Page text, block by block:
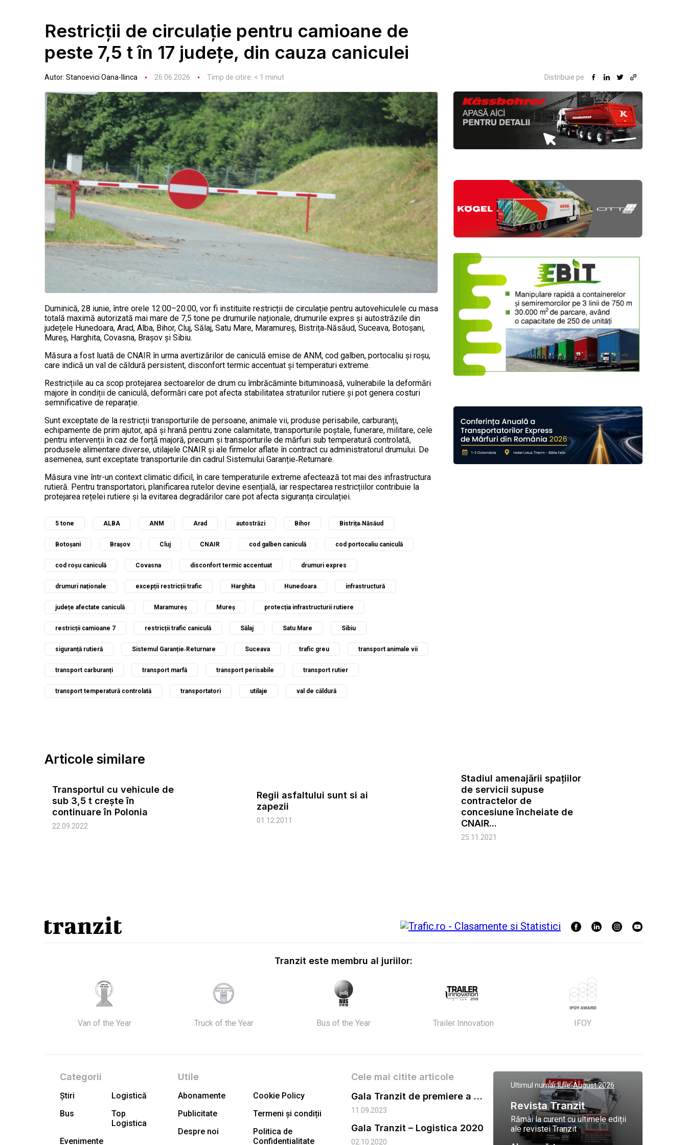
Restricții de circulație pentru camioane de
peste 7,5 t în 17 județe, din cauza caniculei
Autor: Stanoevici Oana-Ilinca 26.06.2026 Timp de citire: < 1 minut Distribuie pe
Duminică, 28 iunie, între orele 12:00–20:00, vor fi instituite restricții de circulație pentru autovehiculele cu masa
totală maximă autorizată mai mare de 7,5 tone pe drumurile naționale, drumurile expres și autostrăzile din
județele Hunedoara, Arad, Alba, Bihor, Cluj, Sălaj, Satu Mare, Maramureș, Bistrița‑Năsăud, Suceava, Botoșani,
Mureș, Harghita, Covasna, Brașov și Sibiu.
Măsura a fost luată de CNAIR în urma avertizărilor de caniculă emise de ANM, cod galben, portocaliu și roșu,
care indică un val de căldură persistent, disconfort termic accentuat și temperaturi extreme.
Restricțiile au ca scop protejarea sectoarelor de drum cu îmbrăcăminte bituminoasă, vulnerabile la deformări
majore în condiții de caniculă, deformări care pot afecta stabilitatea straturilor rutiere și pot genera costuri
semnificative de reparație.
Sunt exceptate de la restricții transporturile de persoane, animale vii, produse perisabile, carburanți,
echipamente de prim ajutor, apă și hrană pentru zone calamitate, transporturile poștale, funerare, militare, cele
pentru intervenții în caz de forță majoră, precum și transporturile de mărfuri sub temperatură controlată,
produsele alimentare diverse, utilajele CNAIR și ale firmelor aflate în contract cu administratorul drumului. De
asemenea, sunt exceptate transporturile din cadrul Sistemului Garanție‑Returnare.
Măsura vine într-un context climatic dificil, în care temperaturile extreme afectează tot mai des infrastructura
rutieră. Pentru transportatori, planificarea rutelor devine esențială, iar respectarea restricțiilor contribuie la
protejarea rețelei rutiere și la evitarea degradărilor care pot afecta siguranța circulației.
5 tone ALBA ANM Arad autostrăzi Bihor Bistrița‑Năsăud
Botoșani Brașov Cluj CNAIR cod galben caniculă cod portocaliu caniculă
cod roșu caniculă Covasna disconfort termic accentuat drumuri expres
drumuri naționale excepții restricții trafic Harghita Hunedoara infrastructură
județe afectate caniculă Maramureș Mureș protecția infrastructurii rutiere
restricții camioane 7 restricții trafic caniculă Sălaj Satu Mare Sibiu
siguranță rutieră Sistemul Garanție‑Returnare Suceava trafic greu transport animale vii
transport carburanți transport marfă transport perisabile transport rutier
transport temperatură controlată transportatori utilaje val de căldură
Articole similare
Transportul cu vehicule de
sub 3,5 t crește în
continuare în Polonia
22.09.2022
Regii asfaltului sunt si ai
zapezii
01.12.2011
Stadiul amenajării spațiilor
de servicii supuse
contractelor de
concesiune încheiate de
CNAIR...
25.11.2021
Tranzit este membru al juriilor:
Van of the Year Truck of the Year Bus of the Year Trailer Innovation IFOY
Categorii
Știri
Logistică
Bus
Top
Logistica
Evenimente
Utile
Abonamente
Cookie Policy
Publicitate
Termeni și condiții
Despre noi
Politica de
Confidentialitate
Cele mai citite articole
Gala Tranzit de premiere a celor mai eficienti operatori de transport marfa 2023
11.09.2023
Gala Tranzit – Logistica 2020
02.10.2020
Ultimul număr:Iulie-August 2026
Revista Tranzit
Rămâi la curent cu ultimele ediții
ale revistei Tranzit